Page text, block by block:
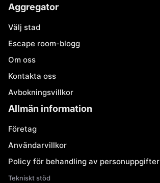
Aggregator
Välj stad
Escape room-blogg
Om oss
Kontakta oss
Avbokningsvillkor
Allmän information
Företag
Användarvillkor
Policy för behandling av personuppgifter
Tekniskt stöd